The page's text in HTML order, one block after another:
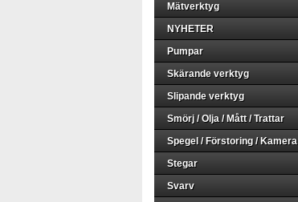
Mätverktyg
NYHETER
Pumpar
Skärande verktyg
Slipande verktyg
Smörj / Olja / Mått / Trattar
Spegel / Förstoring / Kamera
Stegar
Svarv